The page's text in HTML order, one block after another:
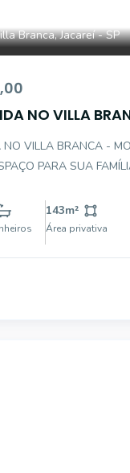
Branca, Jacareí - SP
NO VILLA
VILLA BRANCA -
PARA SUA FAMÍLIA
valorizados e
excelente
143m²
Área privativa